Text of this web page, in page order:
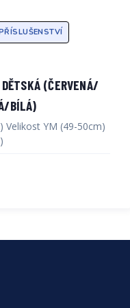
(ČERVENÁ/
BÍLÁ)
Velikost YM (49-50cm)